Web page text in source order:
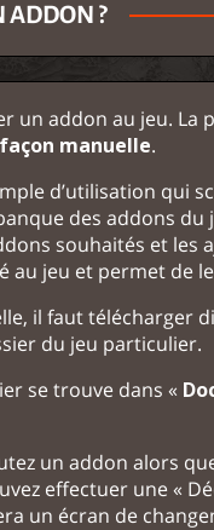
ADDON ?
un addon au jeu. La
façon manuelle.
d’utilisation qui
des addons
souhaités et
au jeu et permet de
il faut télécharger
du jeu particulier.
se trouve dans «
un addon alors
effectuer une «
un écran de